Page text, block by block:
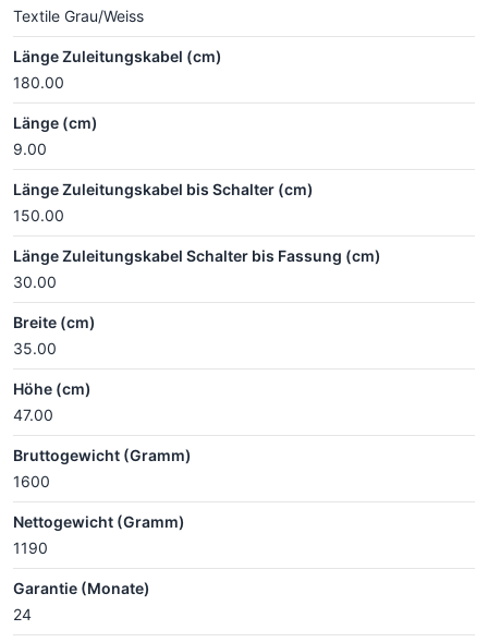
Textile Grau/Weiss
Länge Zuleitungskabel (cm)
180.00
Länge (cm)
9.00
Länge Zuleitungskabel bis Schalter (cm)
150.00
Länge Zuleitungskabel Schalter bis Fassung (cm)
30.00
Breite (cm)
35.00
Höhe (cm)
47.00
Bruttogewicht (Gramm)
1600
Nettogewicht (Gramm)
1190
Garantie (Monate)
24